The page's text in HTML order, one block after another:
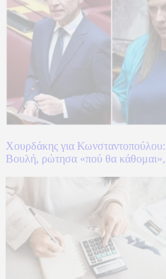
Χουρδάκης για
Βουλή, ρώτησα «πού θα κάθομαι»,